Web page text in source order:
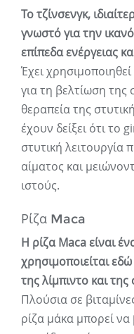
Το τζίνσενγκ,
γνωστό για την
επίπεδα ενέργειας
Έχει
για τη βελτίωση της
θεραπεία της
έχουν δείξει ότι το
στυτική
αίματος και
ιστούς.
Ρίζα Maca
Η ρίζα Maca είναι
χρησιμοποιείται
της λίμπιντο και
Πλούσια σε
ρίζα μάκα μπορεί